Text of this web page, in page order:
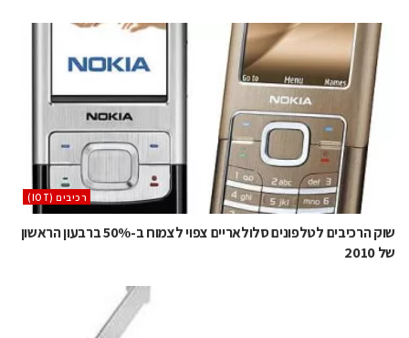
‫רכיבים‬ (IOT)
שוק הרכיבים לטלפונים סלולאריים צפוי לצמוח ב-50% ברבעון הראשון
של 2010